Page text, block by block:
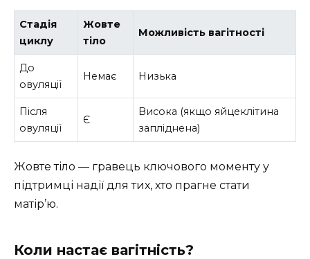
Стадія
циклу
Жовте
тіло
Можливість вагітності
До
овуляції
Немає Низька
Після
овуляції
Є
Висока (якщо яйцеклітина
запліднена)
Жовте тіло — гравець ключового моменту у
підтримці надії для тих, хто прагне стати
матір’ю.
Коли настає вагітність?